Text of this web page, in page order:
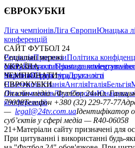
ЄВРОКУБКИ
Ліга чемпіонівЛіга ЄвропиЮнацька
конференцій
САЙТ ФУТБОЛ 24
РедакціяПрогнозиПолітика
сайтуКонтактиПравила коментування
політикаСтруктура власності
Соціальні мережі
facebookxyoutubeinstagramtelegramviber
УКРАЇНА
УкраїнаПерша лігаДруга ліга
ЧЕМПІОНАТИ
НімеччинаІспаніяАнгліяІталіяБельгія
ЄВРОКУБКИ
Ліга чемпіонівЛіга ЄвропиЮнацька
конференцій
Онлайн-медіа «Футбол 24»пл.
79008Телефон +380 (32) 229-77-77
— legal@24tv.com.uaІдентифікатор
суб’єктів у сфері медіа — R40-06058
21+Матеріали сайту призначені для
При цитуванні і використанні будь-